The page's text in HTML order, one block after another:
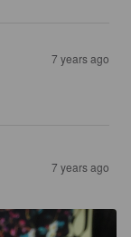
7 years ago
7 years ago